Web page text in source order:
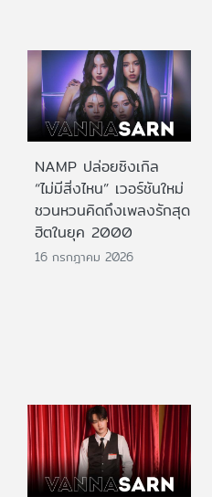
NAMP ปล่อยซิงเกิล
“ไม่มีสิ่งไหน” เวอร์ชันใหม่
ชวนหวนคิดถึงเพลงรักสุด
ฮิตในยุค 2000
16 กรกฎาคม 2026